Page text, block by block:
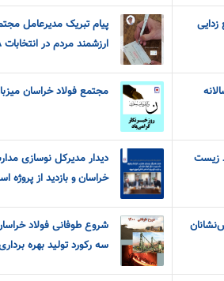
پیام تبریک مدیرعامل
ارزشمند مردم در انتخابات ٢٨ خرداد
مجتمع فولاد خراسان
زیست
دیدار مدیرکل نوسازی
خراسان و بازدید از پروژه
سه رکورد تولید بهره